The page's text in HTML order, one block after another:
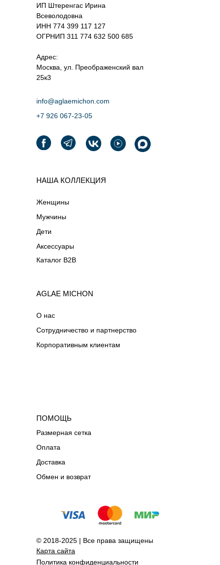
Размерная сетка
ПОМОЩЬ
Политика конфиденциальности
Оплата
Женщины
О нас
НАША КОЛЛЕКЦИЯ
AGLAE MICHON
+7 926 067-23-05‬
© 2018-2025 | Все права защищены
Карта сайта
Мужчины
Дети
Аксессуары
Доставка
Сотрудничество и партнерство
Корпоративным клиентам
ИП Штеренгас Ирина
Всеволодовна
ИНН 774 399 117 127
ОГРНИП 311 774 632 500 685
Адрес:
Москва, ул. Преображенский вал
25к3
Обмен и возврат
info@aglaemichon.com
Каталог B2B